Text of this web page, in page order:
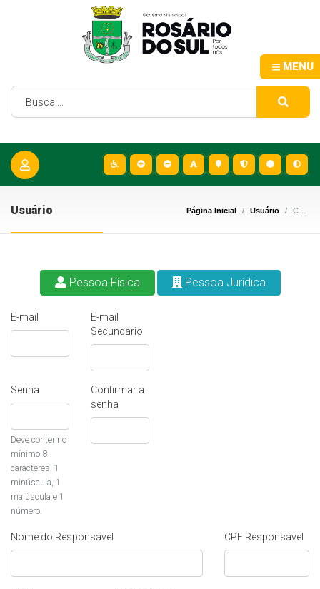
MENU
Usuário Página Inicial Usuário Cadastro
Pessoa Física Pessoa Jurídica
E-mail
E-mail
Secundário
Senha
Deve conter no
mínimo 8
caracteres, 1
minúscula, 1
maiúscula e 1
número.
Confirmar a
senha
Nome do Responsável CPF Responsável